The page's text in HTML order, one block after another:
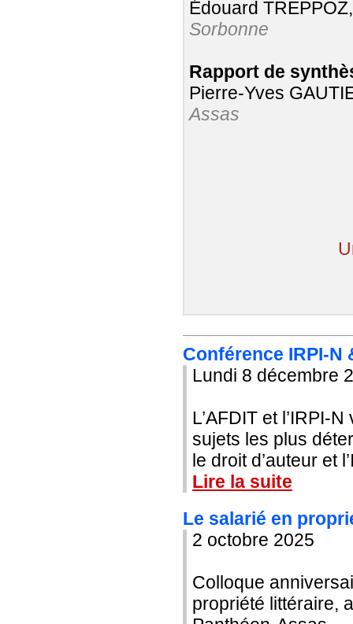
Édouard
Sorbonne
Rapport de
Pierre-Yves
Assas
Conférence IRPI-N
Lundi 8 décembre
L’AFDIT et l’IRPI-
sujets les plus
le droit d’auteur et
Lire la suite
Le salarié en
2 octobre 2025
Colloque
propriété littéraire,